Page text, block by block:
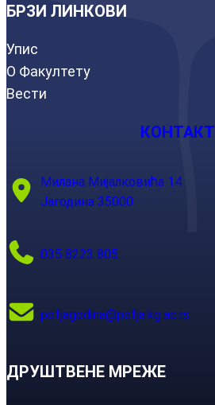
БРЗИ ЛИНКОВИ
Упис
О Факултету
Вести
КОНТАКТ
Милана Мијалковића 14
Јагодина 35000
035 8223 805
pefjagodina@pefja.kg.ac.rs
ДРУШТВЕНЕ МРЕЖЕ